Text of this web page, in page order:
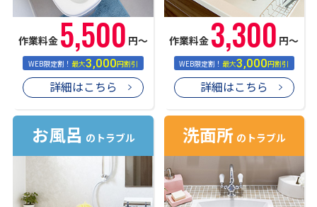
作業料金 5,500 円〜
WEB限定割！最大3,000円割引
詳細はこちら
作業料金 3,300 円〜
WEB限定割！最大3,000円割引
詳細はこちら
お風呂 のトラブル 洗面所 のトラブル